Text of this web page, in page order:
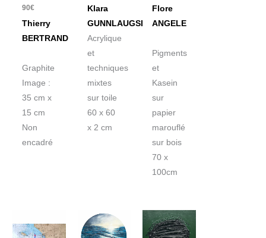
90€
Thierry
BERTRAND
Graphite
Image :
35 cm x
15 cm
Non
encadré
Klara
GUNNLAUGSDOTTIR
Acrylique
et
techniques
mixtes
sur toile
60 x 60
x 2 cm
Flore
ANGELE
Pigments
et
Kasein
sur
papier
marouflé
sur bois
70 x
100cm